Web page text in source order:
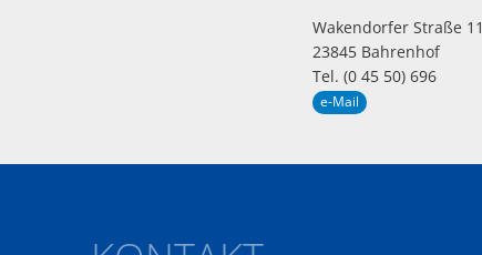
Wakendorfer Straße 11
23845 Bahrenhof
Tel. (0 45 50) 696
e-Mail